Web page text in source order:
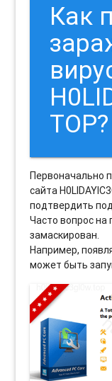
Как
TOP?
Первоначально
сайта
подтвердить
Часто вопрос
замаскирован.
Например,
может быть